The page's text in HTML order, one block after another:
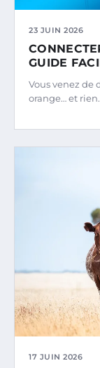
23 JUIN 2026
GUIDE
Vous venez de
orange… et
17 JUIN 2026